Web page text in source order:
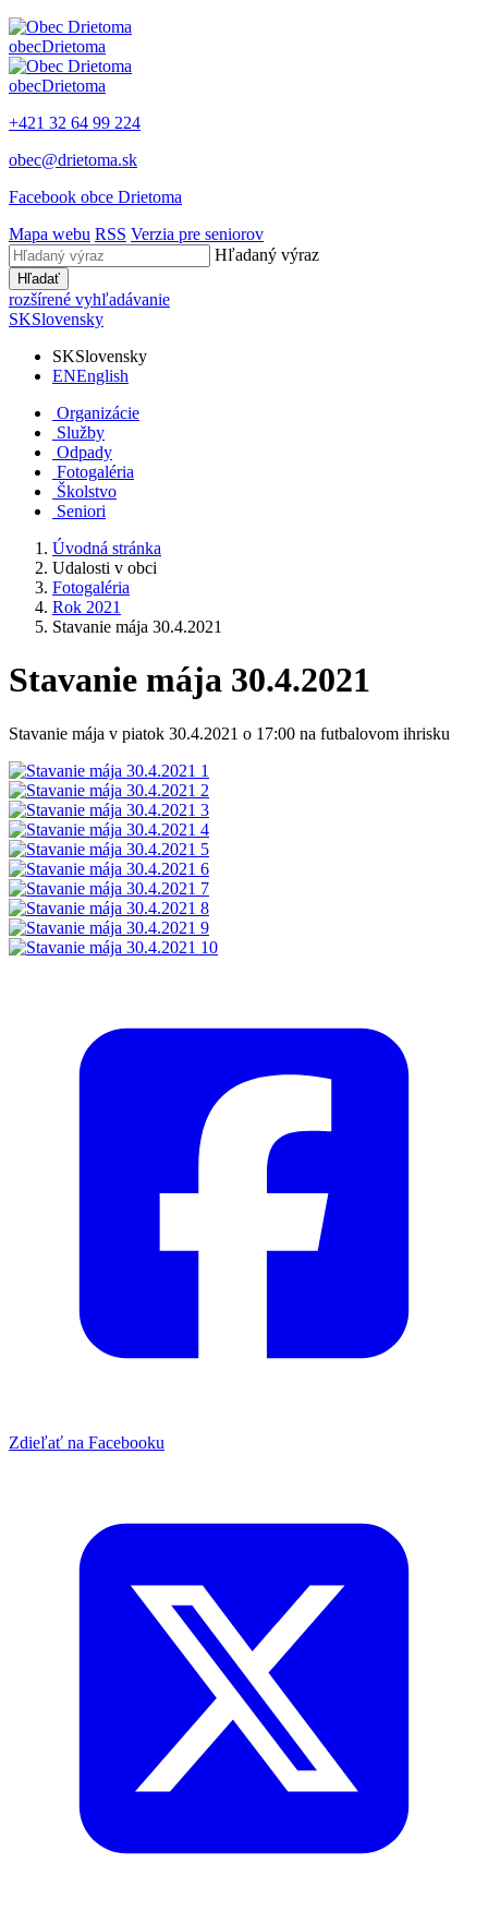
obecDrietoma
obecDrietoma
+421 32 64 99 224
obec@drietoma.sk
Facebook obce Drietoma
Mapa webu RSS Verzia pre seniorov
Hľadaný výraz
Hľadať
rozšírené vyhľadávanie
SKSlovensky
SKSlovensky
ENEnglish
Organizácie
Služby
Odpady
Fotogaléria
Školstvo
Seniori
Úvodná stránka
Udalosti v obci
Fotogaléria
Rok 2021
Stavanie mája 30.4.2021
Stavanie mája 30.4.2021
Stavanie mája v piatok 30.4.2021 o 17:00 na futbalovom ihrisku
Zdieľať na Facebooku